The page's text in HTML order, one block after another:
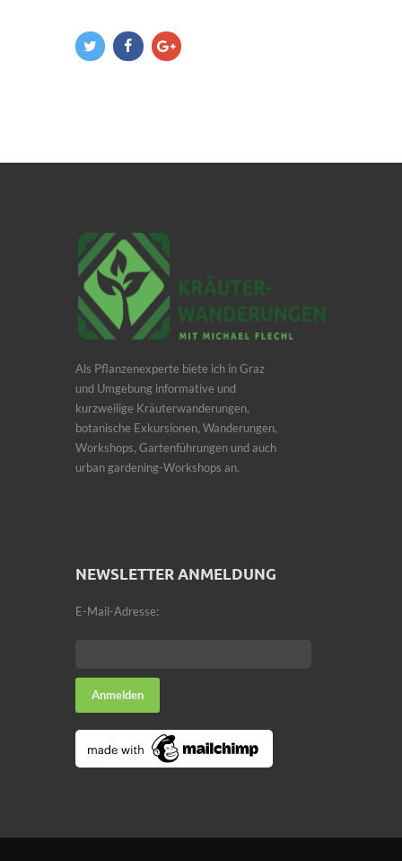
Als Pflanzenexperte biete ich in Graz
und Umgebung informative und
kurzweilige Kräuterwanderungen,
botanische Exkursionen, Wanderungen,
Workshops, Gartenführungen und auch
urban gardening-Workshops an.
NEWSLETTER ANMELDUNG
E-Mail-Adresse: